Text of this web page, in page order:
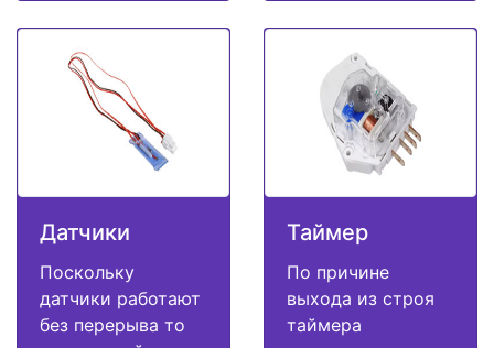
Датчики
Поскольку
датчики работают
без перерыва то
Таймер
По причине
выхода из строя
таймера